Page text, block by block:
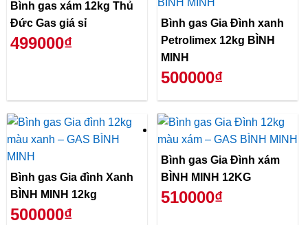
Bình gas xám 12kg Thủ
Đức Gas giá sỉ
499000₫
Bình gas Gia Đình xanh
Petrolimex 12kg BÌNH
MINH
500000₫
Bình gas Gia đình Xanh
BÌNH MINH 12kg
500000₫
Bình gas Gia Đình xám
BÌNH MINH 12KG
510000₫